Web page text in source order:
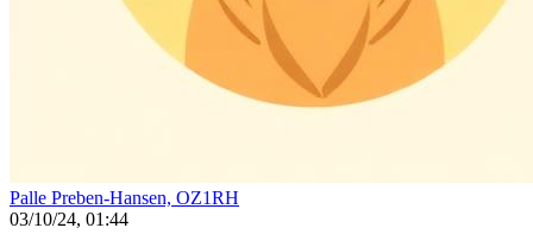
Palle Preben-Hansen, OZ1RH
03/10/24, 01:44